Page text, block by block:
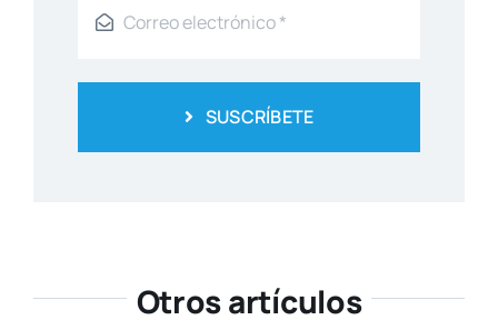
SUSCRÍBETE
Otros artículos